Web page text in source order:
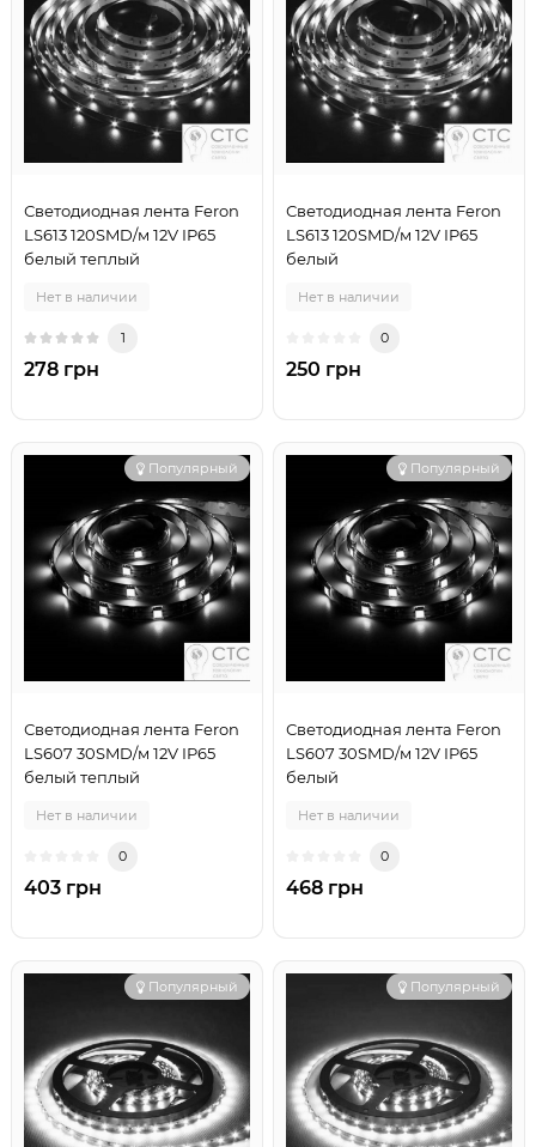
Светодиодная лента Feron
LS613 120SMD/м 12V IP65
белый теплый
Нет в наличии
1
278 грн
Светодиодная лента Feron
LS613 120SMD/м 12V IP65
белый
Нет в наличии
0
250 грн
Популярный
Светодиодная лента Feron
LS607 30SMD/м 12V IP65
белый теплый
Нет в наличии
0
403 грн
Популярный
Светодиодная лента Feron
LS607 30SMD/м 12V IP65
белый
Нет в наличии
0
468 грн
Популярный Популярный